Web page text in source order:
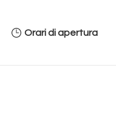
Orari di apertura